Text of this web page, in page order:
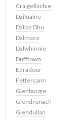
Craigellachie
Dailuaine
Dallas Dhu
Dalmore
Dalwhinnie
Dufftown
Edradour
Fettercairn
Glenburgie
Glendronach
Glendullan